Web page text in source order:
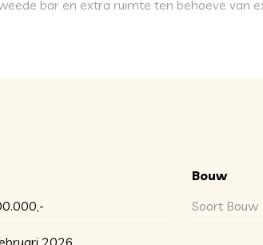
bar en extra ruimte ten behoeve
het historische centrum van Almelo in
2026
Bouw
Soort Bouw